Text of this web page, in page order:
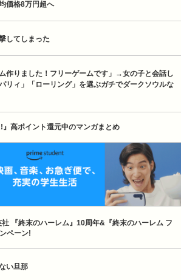
価格8万円超へ
してしまった
作りました！フリーゲームです」→女の子と会話し
リィ」「ローリング」を選ぶガチでダークソウルな
高ポイント還元中のマンガまとめ
『終末のハーレム』10周年&『終末のハーレム フ
ペーン!
い旦那